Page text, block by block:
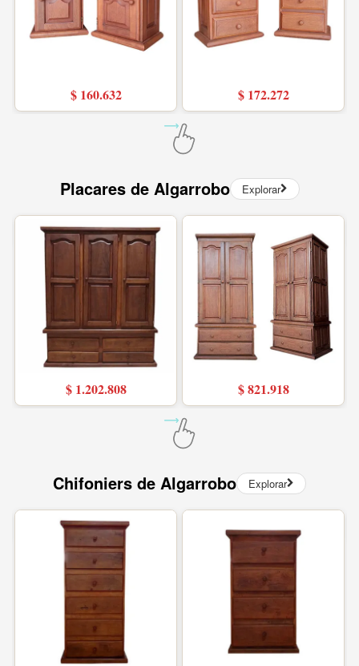
$ 160.632 $ 172.272
Placares de Algarrobo Explorar
$ 1.202.808 $ 821.918
Chifoniers de Algarrobo Explorar